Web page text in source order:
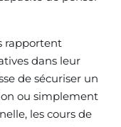
rapportent
dans leur
de sécuriser un
ou simplement
les cours de